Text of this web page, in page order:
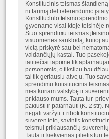
Konstitucinis teismas
nutarimą dėl referendumo
Konstitucinio teismo sprendimo
gyvename visai ktoje teisinėje
Šiuo sprendimu teismas
visuomenės sanklodą, kurioj
vietą priskyrė sau bei
valdančiųjų kastai. Tuo
tautiečiai tapome tik
personomis, o tiksliau
tai tik geriausiu atveju. Tuo savo
sprendimu kunstitucinis
mes kuriam valstybę ir
priklauso mums. Tauta turi
paklusti ir patarnauti (K. 2 str).
negali varžyti ir riboti
suvereniteto, savintis
teismui priklausančių
Tauta ir kiekvienas pilietis turi